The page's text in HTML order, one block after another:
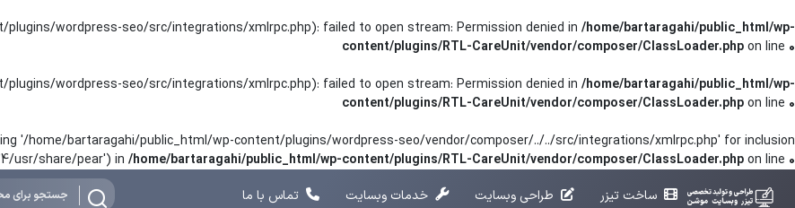
wordpress-seo/src/integrations/xmlrpc.php): failed to open stream: Permission denied in /home/bartaragahi/public_html/wp-
content/plugins/RTL-CareUnit/vendor/composer/ClassLoader.phpon line 0
wordpress-seo/src/integrations/xmlrpc.php): failed to open stream: Permission denied in /home/bartaragahi/public_html/wp-
content/plugins/RTL-CareUnit/vendor/composer/ClassLoader.phpon line 0
'/home/bartaragahi/public_html/wp-content/plugins/wordpress-seo/vendor/composer/../../src/integrations/xmlrpc.php' for inclusion
usr/share/pear') in /home/bartaragahi/public_html/wp-content/plugins/RTL-CareUnit/vendor/composer/ClassLoader.phpon line 0
ساخت تیزر
طراحی وبسایت خدمات وبسایت تماس با ما